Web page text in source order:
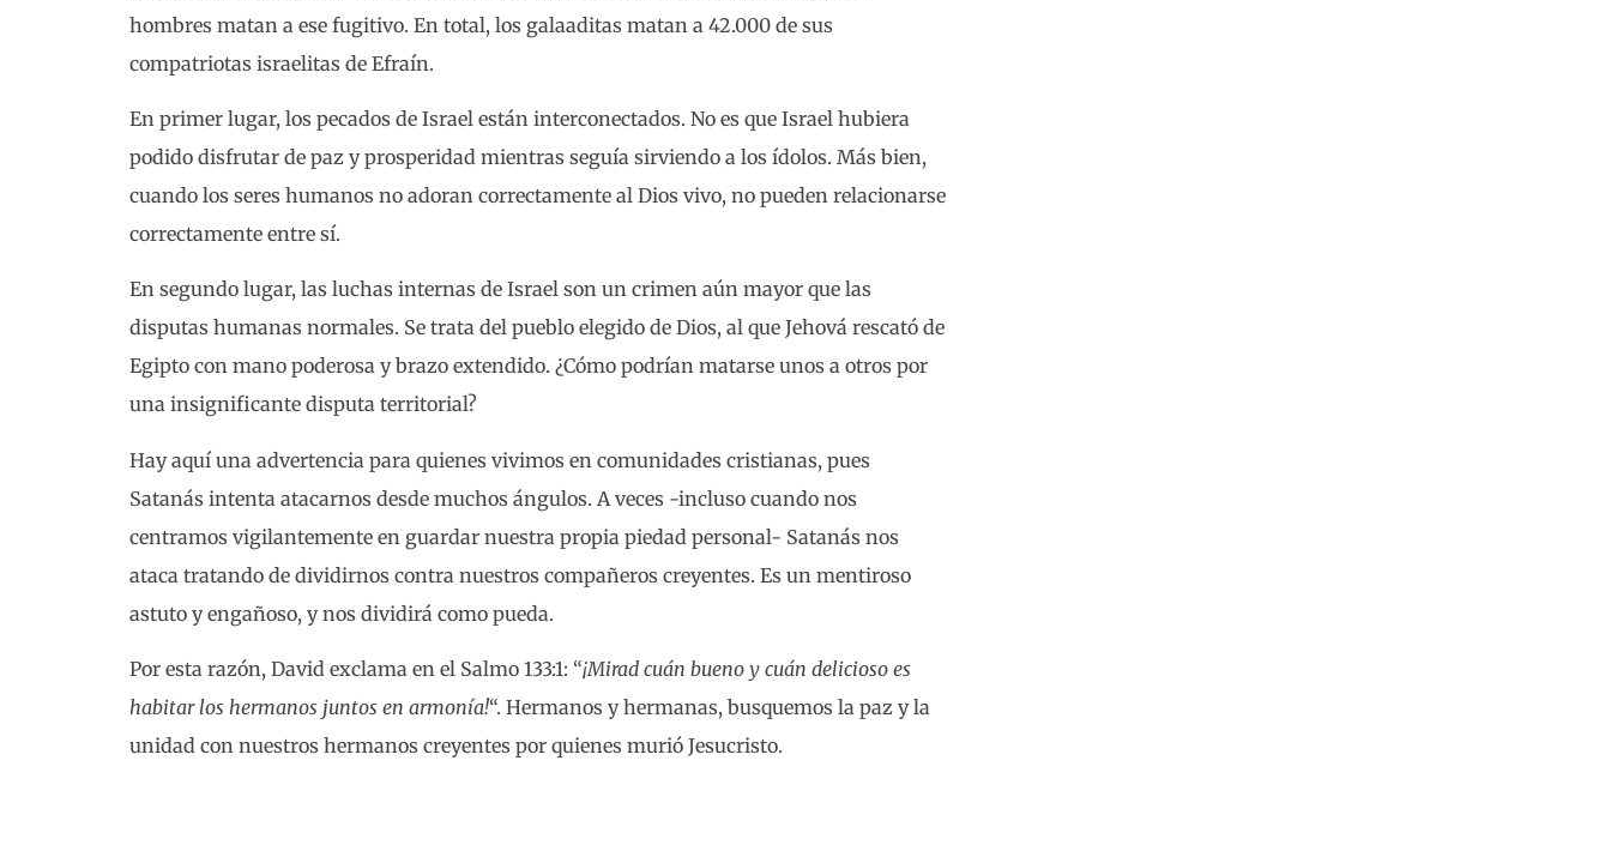
hombres matan a ese fugitivo. En total, los galaaditas matan a 42.000 de sus
compatriotas israelitas de Efraín.
En primer lugar, los pecados de Israel están interconectados. No es que Israel hubiera
podido disfrutar de paz y prosperidad mientras seguía sirviendo a los ídolos. Más bien,
cuando los seres humanos no adoran correctamente al Dios vivo, no pueden relacionarse
correctamente entre sí.
En segundo lugar, las luchas internas de Israel son un crimen aún mayor que las
disputas humanas normales. Se trata del pueblo elegido de Dios, al que Jehová rescató de
Egipto con mano poderosa y brazo extendido. ¿Cómo podrían matarse unos a otros por
una insignificante disputa territorial?
Hay aquí una advertencia para quienes vivimos en comunidades cristianas, pues
Satanás intenta atacarnos desde muchos ángulos. A veces -incluso cuando nos
centramos vigilantemente en guardar nuestra propia piedad personal- Satanás nos
ataca tratando de dividirnos contra nuestros compañeros creyentes. Es un mentiroso
astuto y engañoso, y nos dividirá como pueda.
Por esta razón, David exclama en el Salmo 133:1: “¡Mirad cuán bueno y cuán delicioso es
habitar los hermanos juntos en armonía!“. Hermanos y hermanas, busquemos la paz y la
unidad con nuestros hermanos creyentes por quienes murió Jesucristo.